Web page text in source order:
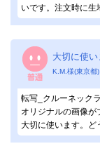
いです。注文時に生
大切に使い
K.M.様(東京
転写_クルーネック
オリジナルの画像が
大切に使います。ど